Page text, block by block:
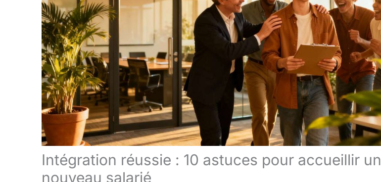
Intégration réussie : 10 astuces pour accueillir un
nouveau salarié